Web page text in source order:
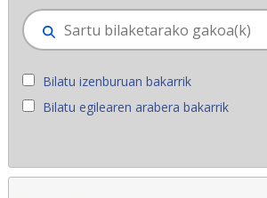
Bilatu izenburuan bakarrik
Bilatu egilearen arabera bakarrik